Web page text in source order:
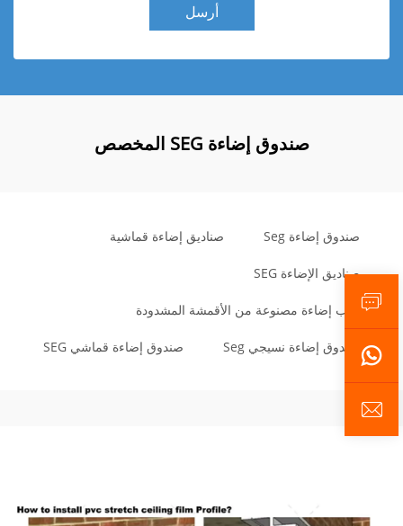
أرسل
صندوق إضاءة SEG المخصص
صندوق إضاءة Seg صناديق إضاءة قماشية
صناديق الإضاءة SEG
علب إضاءة مصنوعة من الأقمشة المشدودة
صندوق إضاءة نسيجي Seg صندوق إضاءة قماشي SEG